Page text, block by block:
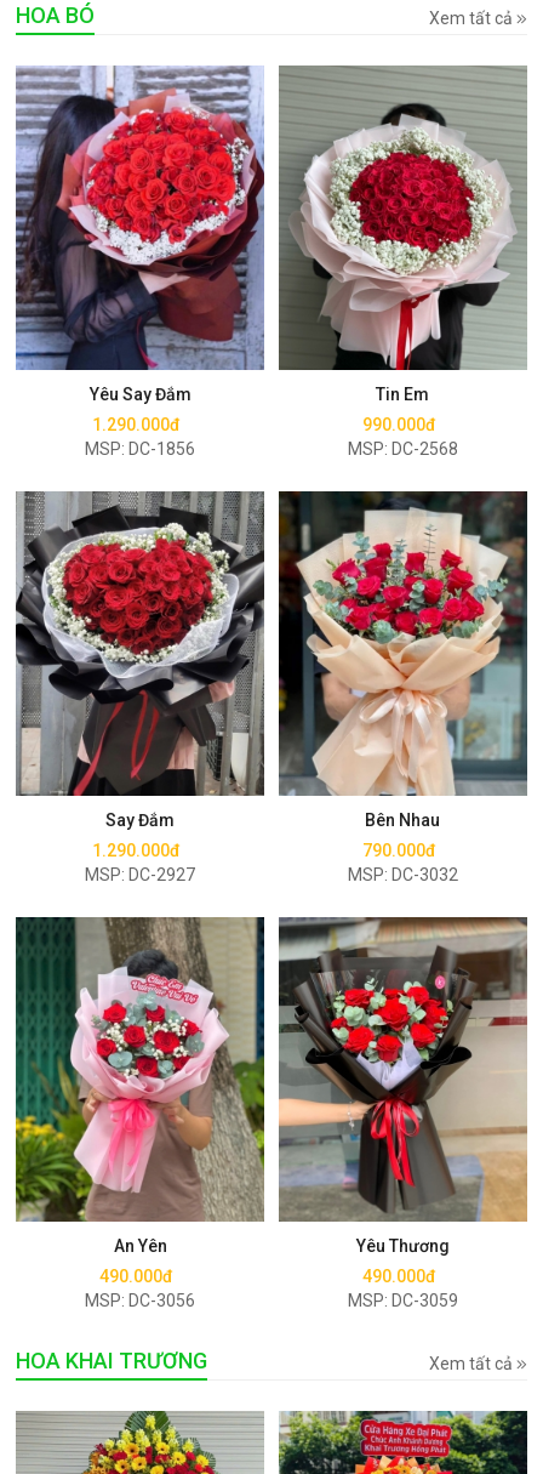
HOA BÓ Xem tất cả
Yêu Say Đắm
1.290.000đ
MSP: DC-1856
Mua ngay
Tin Em
990.000đ
MSP: DC-2568
Mua ngay
Say Đắm
1.290.000đ
MSP: DC-2927
Mua ngay
Bên Nhau
790.000đ
MSP: DC-3032
Mua ngay
An Yên
490.000đ
MSP: DC-3056
Mua ngay
Yêu Thương
490.000đ
MSP: DC-3059
Mua ngay
HOA KHAI TRƯƠNG Xem tất cả